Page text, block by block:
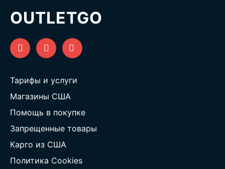
OUTLETGO
Тарифы и услуги
Магазины США
Помощь в покупке
Запрещенные товары
Карго из США
Политика Cookies